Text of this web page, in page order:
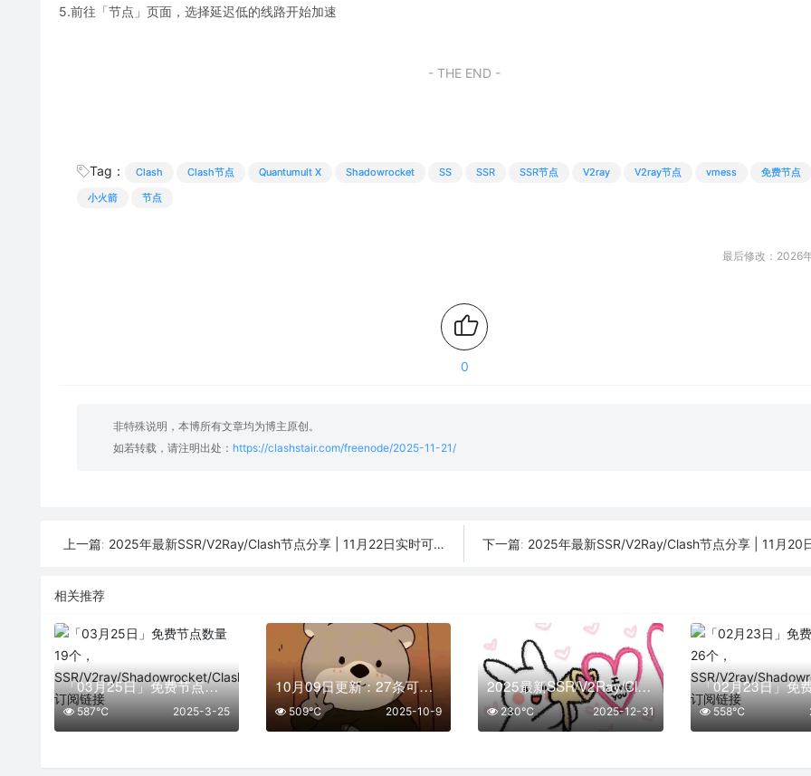
5.前往「节点」页面，选择延迟低的线路开始加速
- THE END -
Tag： Clash Clash节点 Quantumult X Shadowrocket SS SSR SSR节点 V2ray V2ray节点 vmess
免费节点
小火箭
节点
最后修改：2026
0
非特殊说明，本博所有文章均为博主原创。
如若转载，请注明出处： https://clashstair.com/freenode/2025-11-21/
上一篇: 2025年最新SSR/V2Ray/Clash节点分享 | 11月22日实时可用 下一篇: 2025年最新SSR/V2Ray/Clash节点分享 | 11月20日
相关推荐
「03月25日」免费节点数量19个，SSR/V2ray/Shadowrocket/Clash订阅链接
2025-3-25
587℃
10月09日更新：27条可用免费节点 | 2025年SSR/V2ray/Clash订阅链接
2025-10-9
509℃
2025最新SSR/V2Ray/Clash免费节点 | 12月31日可用订阅
2025-12-31
230℃ 558℃